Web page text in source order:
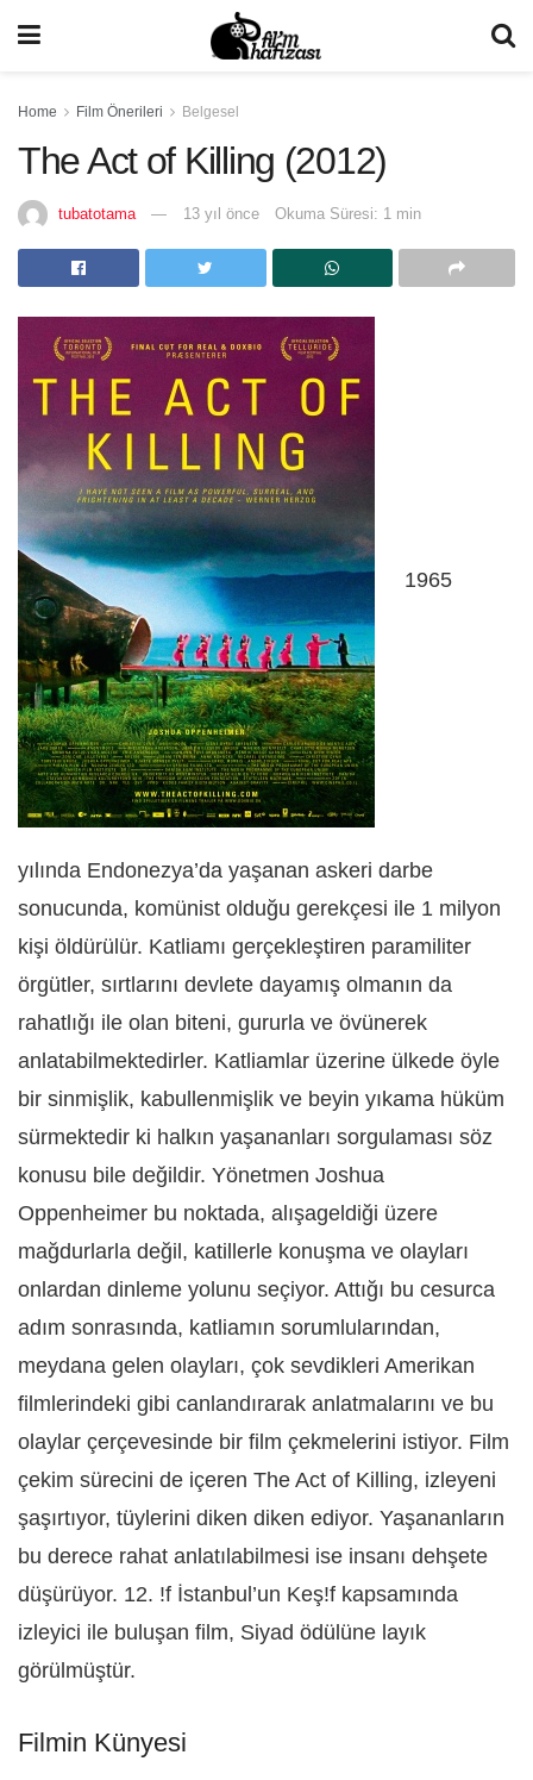
Home Film Önerileri Belgesel
The Act of Killing (2012)
tubatotama 13 yıl önce Okuma Süresi: 1 min
1965
yılında Endonezya’da yaşanan askeri darbe
sonucunda, komünist olduğu gerekçesi ile 1 milyon
kişi öldürülür. Katliamı gerçekleştiren paramiliter
örgütler, sırtlarını devlete dayamış olmanın da
rahatlığı ile olan biteni, gururla ve övünerek
anlatabilmektedirler. Katliamlar üzerine ülkede öyle
bir sinmişlik, kabullenmişlik ve beyin yıkama hüküm
sürmektedir ki halkın yaşananları sorgulaması söz
konusu bile değildir. Yönetmen Joshua
Oppenheimer bu noktada, alışageldiği üzere
mağdurlarla değil, katillerle konuşma ve olayları
onlardan dinleme yolunu seçiyor. Attığı bu cesurca
adım sonrasında, katliamın sorumlularından,
meydana gelen olayları, çok sevdikleri Amerikan
filmlerindeki gibi canlandırarak anlatmalarını ve bu
olaylar çerçevesinde bir film çekmelerini istiyor. Film
çekim sürecini de içeren The Act of Killing, izleyeni
şaşırtıyor, tüylerini diken diken ediyor. Yaşananların
bu derece rahat anlatılabilmesi ise insanı dehşete
düşürüyor. 12. !f İstanbul’un Keş!f kapsamında
izleyici ile buluşan film, Siyad ödülüne layık
görülmüştür.
Filmin Künyesi